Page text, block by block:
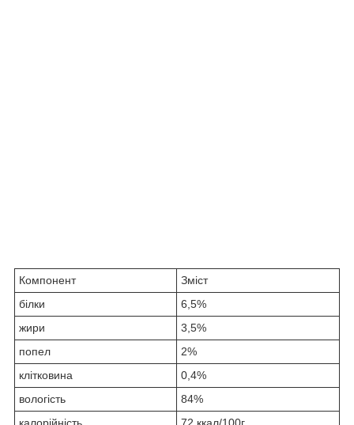
Компонент
Зміст
білки
6,5%
жири
3,5%
попел
2%
клітковина
0,4%
вологість
84%
калорійність
72 ккал/100г